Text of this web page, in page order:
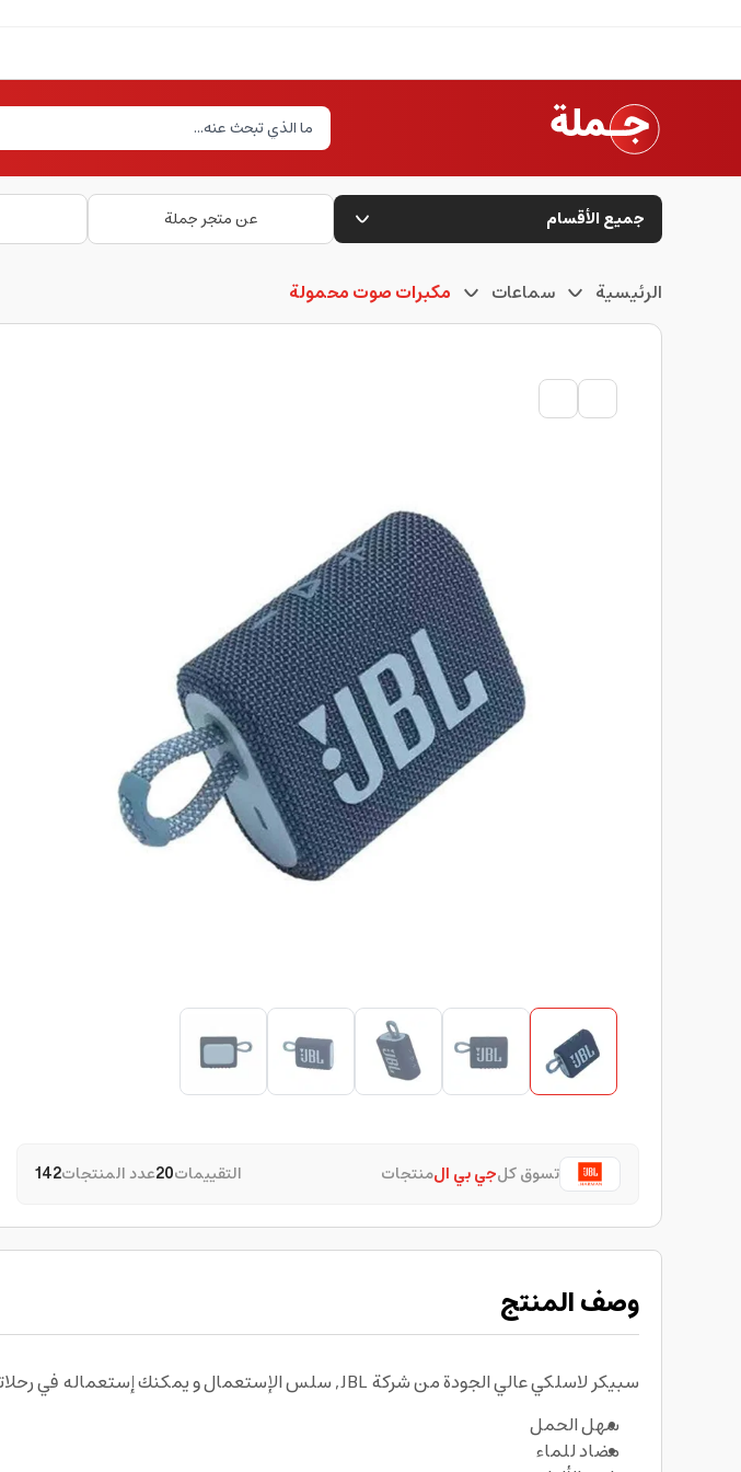
جميع الأقسام عن متجر جملة
الرئيسية سماعات مكبرات صوت محمولة
تسوق كلجي بي المنتجات التقييمات20عدد المنتجات142
وصف المنتج
سبيكر لاسلكي عالي الجودة من شركة JBL, سلس الإستعمال و يمكنك إستعماله في رحلاتك الترفيهية.
سهل الحمل
مضاد للماء